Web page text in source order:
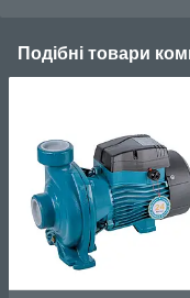
Подібні товари